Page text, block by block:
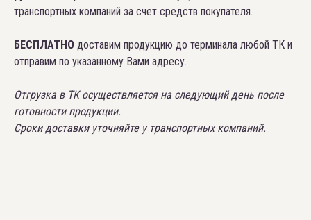
транспортных компаний за счет средств покупателя.
БЕСПЛАТНО доставим продукцию до терминала любой ТК и
отправим по указанному Вами адресу.
Отгрузка в ТК осуществляется на следующий день после
готовности продукции.
Сроки доставки уточняйте у транспортных компаний.